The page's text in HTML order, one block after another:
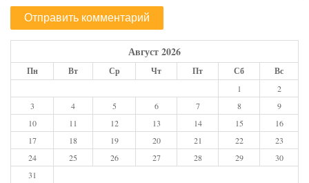
Август 2026
Пн Вт Ср Чт Пт Сб Вс
1
2
3
4 5 6 7 8
9
10
11 12 13 14 15
16
17
18 19 20 21 22
23
24
25 26 27 28 29
30
31